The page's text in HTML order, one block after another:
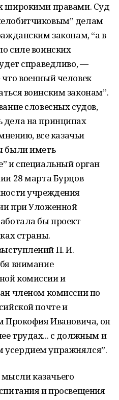
широ­кими правами. Суд
делам
законам, “а в
силе воинских
справедливо, —
военный человек
воинским законам”.
словесных судов,
на принципах
все каза­чьи
были иметь
и специальный ор­ган
28 марта Бурцов
учрежде­ния
при Уложенной
бы про­ект
страны.
П. И.
внимание
комиссии и
членом комиссии по
почте и
Прокофия Ивановича, он
трудах... с должным и
упражнялся”.
казачьего
и просве­щения